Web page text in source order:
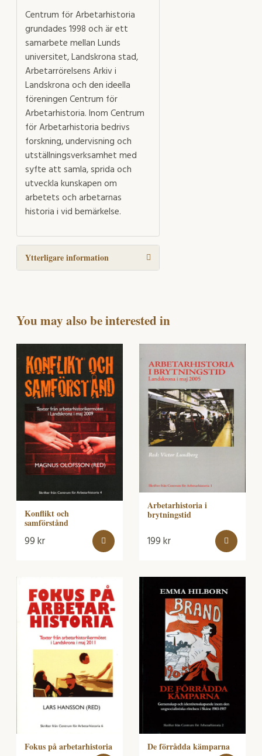
Centrum för Arbetarhistoria
grundades 1998 och är ett
samarbete mellan Lunds
universitet, Landskrona stad,
Arbetarrörelsens Arkiv i
Landskrona och den ideella
föreningen Centrum för
Arbetarhistoria. Inom Centrum
för Arbetarhistoria bedrivs
forskning, undervisning och
utställningsverksamhet med
syfte att samla, sprida och
utveckla kunskapen om
arbetets och arbetarnas
historia i vid bemärkelse.
Ytterligare information
You may also be interested in
Konflikt och
samförstånd
99kr
Arbetarhistoria i
brytningstid
199kr
Fokus på arbetarhistoria De förrådda kämparna